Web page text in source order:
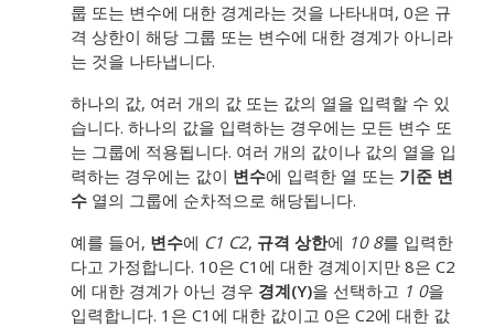
룹 또는 변수에 대한 경계라는 것을 나타내며, 0은 규
격 상한이 해당 그룹 또는 변수에 대한 경계가 아니라
는 것을 나타냅니다.
하나의 값, 여러 개의 값 또는 값의 열을 입력할 수 있
습니다. 하나의 값을 입력하는 경우에는 모든 변수 또
는 그룹에 적용됩니다. 여러 개의 값이나 값의 열을 입
력하는 경우에는 값이 변수에 입력한 열 또는 기준 변
수 열의 그룹에 순차적으로 해당됩니다.
예를 들어, 변수에 C1 C2, 규격 상한에 10 8를 입력한
다고 가정합니다. 10은 C1에 대한 경계이지만 8은 C2
에 대한 경계가 아닌 경우 경계(Y)을 선택하고 1 0을
입력합니다. 1은 C1에 대한 값이고 0은 C2에 대한 값